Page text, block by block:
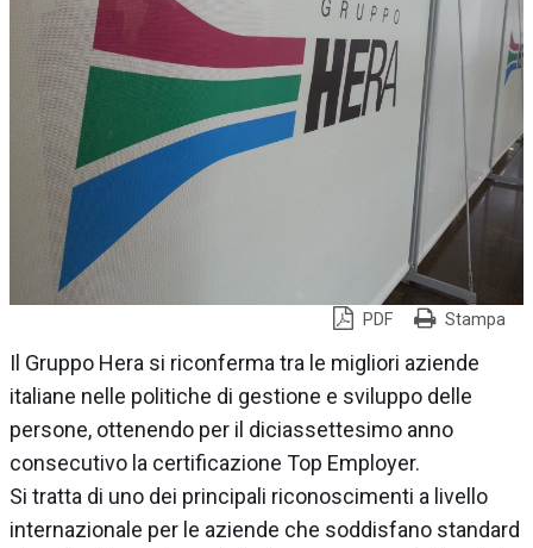
PDF Stampa
Il Gruppo Hera si riconferma tra le migliori aziende
italiane nelle politiche di gestione e sviluppo delle
persone, ottenendo per il diciassettesimo anno
consecutivo la certificazione Top Employer.
Si tratta di uno dei principali riconoscimenti a livello
internazionale per le aziende che soddisfano standard